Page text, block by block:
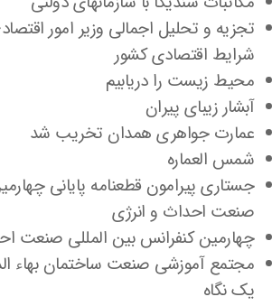
تجزیه و تحلیل اجمالی وزیر امور
شرایط اقتصادی کشور
محیط زیست را دریابیم
آبشار زیبای پیران
عمارت جواهری همدان تخریب شد
شمس العماره
جستاری پیرامون قطعنامه پایانی
صنعت احداث و انرژی
چهارمین کنفرانس بین المللی صنعت
مجتمع آموزشی صنعت ساختمان بهاء
یک نگاه